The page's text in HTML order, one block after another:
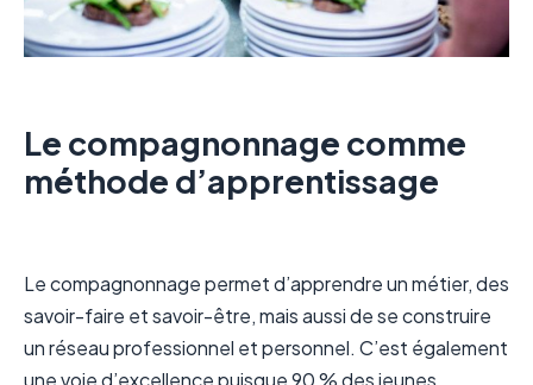
Le compagnonnage comme
méthode d’apprentissage
Le compagnonnage permet d’apprendre un métier, des
savoir-faire et savoir-être, mais aussi de se construire
un réseau professionnel et personnel. C’est également
une voie d’excellence puisque 90 % des jeunes